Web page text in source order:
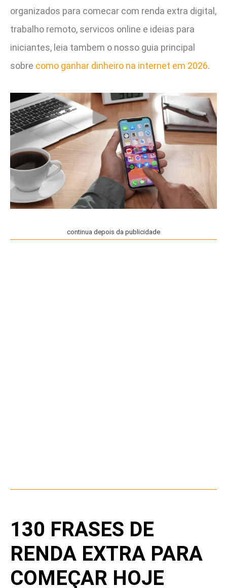
organizados para comecar com renda extra digital,
trabalho remoto, servicos online e ideias para
iniciantes, leia tambem o nosso guia principal
sobre como ganhar dinheiro na internet em 2026.
continua depois da publicidade
130 FRASES DE
RENDA EXTRA PARA
COMEÇAR HOJE